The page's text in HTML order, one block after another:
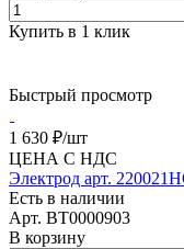
Купить в 1 клик
Быстрый просмотр
1 630 ₽/шт
ЦЕНА С НДС
Электрод арт.
Есть в наличии
Арт. BT0000903
В корзину